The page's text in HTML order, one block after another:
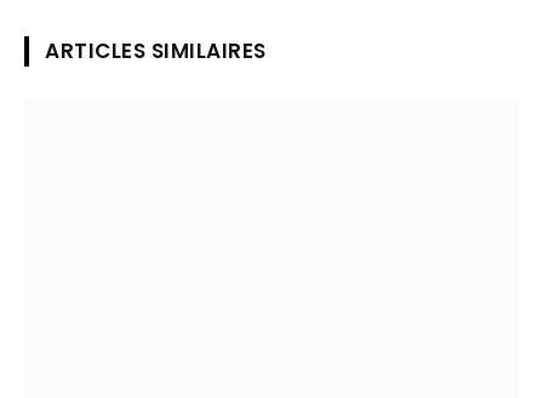
ARTICLES SIMILAIRES